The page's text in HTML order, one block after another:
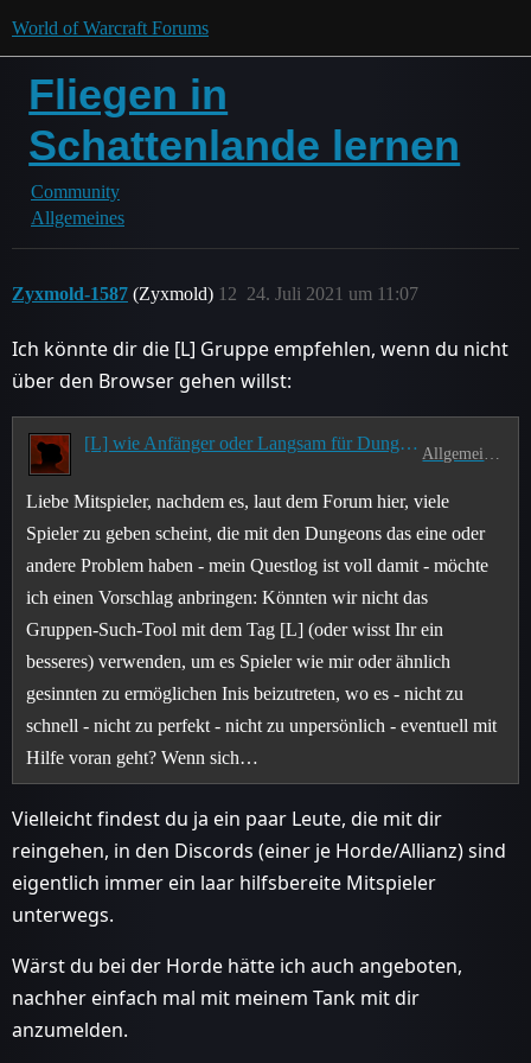
World of Warcraft Forums
Fliegen in
Schattenlande lernen
Community
Allgemeines
Zyxmold-1587 (Zyxmold) 24. Juli 2021 um 11:07
12
Ich könnte dir die [L] Gruppe empfehlen, wenn du nicht
über den Browser gehen willst:
[L] wie Anfänger oder Langsam für Dungeons
Liebe Mitspieler, nachdem es, laut dem Forum hier, viele
Spieler zu geben scheint, die mit den Dungeons das eine oder
andere Problem haben - mein Questlog ist voll damit - möchte
ich einen Vorschlag anbringen: Könnten wir nicht das
Gruppen-Such-Tool mit dem Tag [L] (oder wisst Ihr ein
besseres) verwenden, um es Spieler wie mir oder ähnlich
gesinnten zu ermöglichen Inis beizutreten, wo es - nicht zu
schnell - nicht zu perfekt - nicht zu unpersönlich - eventuell mit
Hilfe voran geht? Wenn sich…
Vielleicht findest du ja ein paar Leute, die mit dir
reingehen, in den Discords (einer je Horde/Allianz) sind
eigentlich immer ein laar hilfsbereite Mitspieler
unterwegs.
Wärst du bei der Horde hätte ich auch angeboten,
nachher einfach mal mit meinem Tank mit dir
anzumelden.